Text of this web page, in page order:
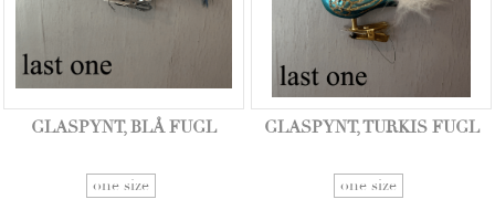
GLASPYNT, BLÅ FUGL
one size
GLASPYNT, TURKIS FUGL
one size